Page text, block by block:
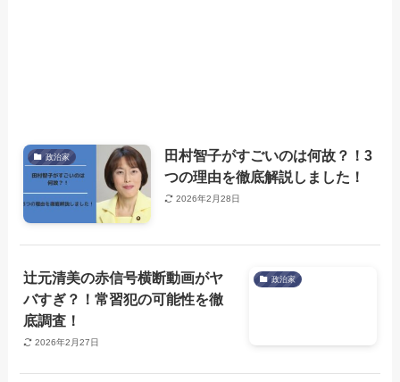
政治家
田村智子がすごいのは何故？！3
つの理由を徹底解説しました！
2026年2月28日
政治家
辻元清美の赤信号横断動画がヤ
バすぎ？！常習犯の可能性を徹
底調査！
2026年2月27日